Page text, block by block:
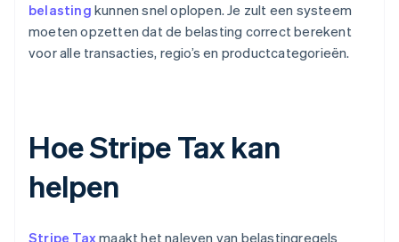
belasting kunnen snel oplopen. Je zult een systeem
moeten opzetten dat de belasting correct berekent
voor alle transacties, regio’s en productcategorieën.
Hoe Stripe Tax kan
helpen
Stripe Taxmaakt het naleven van belastingregels